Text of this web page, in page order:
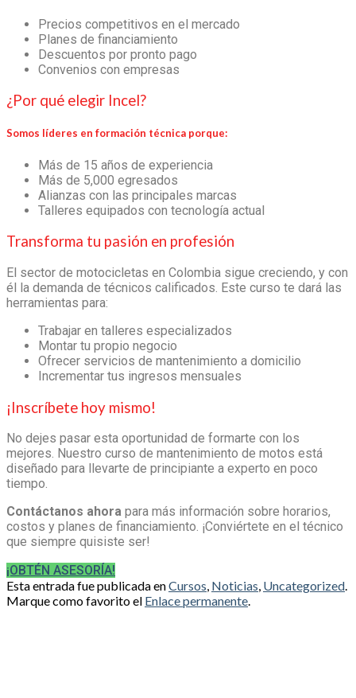
Precios competitivos en el mercado
Planes de financiamiento
Descuentos por pronto pago
Convenios con empresas
¿Por qué elegir Incel?
Somos líderes en formación técnica porque:
Más de 15 años de experiencia
Más de 5,000 egresados
Alianzas con las principales marcas
Talleres equipados con tecnología actual
Transforma tu pasión en profesión
El sector de motocicletas en Colombia sigue creciendo, y con
él la demanda de técnicos calificados. Este curso te dará las
herramientas para:
Trabajar en talleres especializados
Montar tu propio negocio
Ofrecer servicios de mantenimiento a domicilio
Incrementar tus ingresos mensuales
¡Inscríbete hoy mismo!
No dejes pasar esta oportunidad de formarte con los
mejores. Nuestro curso de mantenimiento de motos está
diseñado para llevarte de principiante a experto en poco
tiempo.
Contáctanos ahora para más información sobre horarios,
costos y planes de financiamiento. ¡Conviértete en el técnico
que siempre quisiste ser!
¡OBTÉN ASESORÍA!
Esta entrada fue publicada enCursos, Noticias, Uncategorized.
Marque como favorito el Enlace permanente.